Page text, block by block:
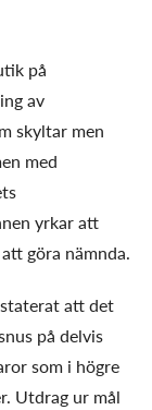
på
av
skyltar men
med
yrkar att
göra nämnda.
att det
på delvis
som i högre
Utdrag ur mål